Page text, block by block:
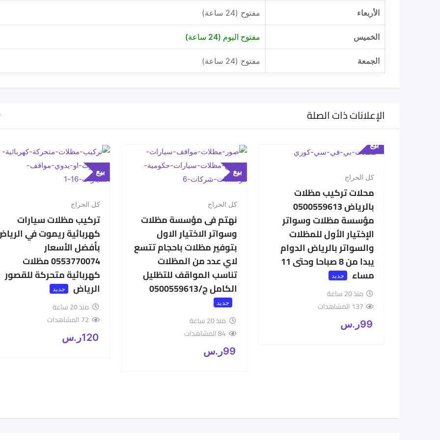
الأربعاء مفتوح (24 ساعة)
الخميس مفتوح اليوم (24 ساعة)
الجمعة مفتوح (24 ساعة)
الإعلانات ذات الصلة
بيع
كل الحراج
محلات تركيب مظلات
بالرياض 0500559613
مؤسسة مظلات وسواتر
الإختيار الأول للمظلات
والسواتر بالرياض الدوام
يبدا من 8 صباحا وحتى 11
مساء
جديد
منذ 20 ساعة
137 المشاهدات
99ر.س
بيع
كل الحراج
نهتم فى مؤسسة مظلات
وسواتر الاختيار الاول
بتوفير مظلات باحجام تتسع
لاي عدد من المظلات
تناسب المواقف للتظليل
الكامل ج/0500559613
جديد
منذ 20 ساعة
84 المشاهدات
99ر.س
بيع
كل الحراج
تركيب مظلات سيارات
كهربائية ريموت في
بأفضل الأسعار
0553770074 مظلات
كهربائية متحركة للقصور
الرياض
جديد
منذ 20 ساعة
72 المشاهدات
120ر.س